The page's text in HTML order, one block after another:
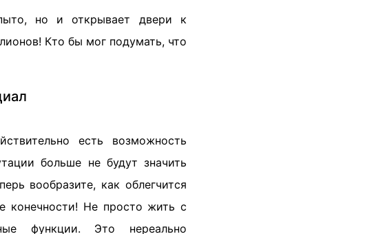
но и открывает двери к
Кто бы мог подумать, что
есть возможность
больше не будут значить
вообразите, как облегчится
конечности! Не просто жить с
функции. Это нереально